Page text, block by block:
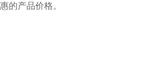
惠的产品价格。